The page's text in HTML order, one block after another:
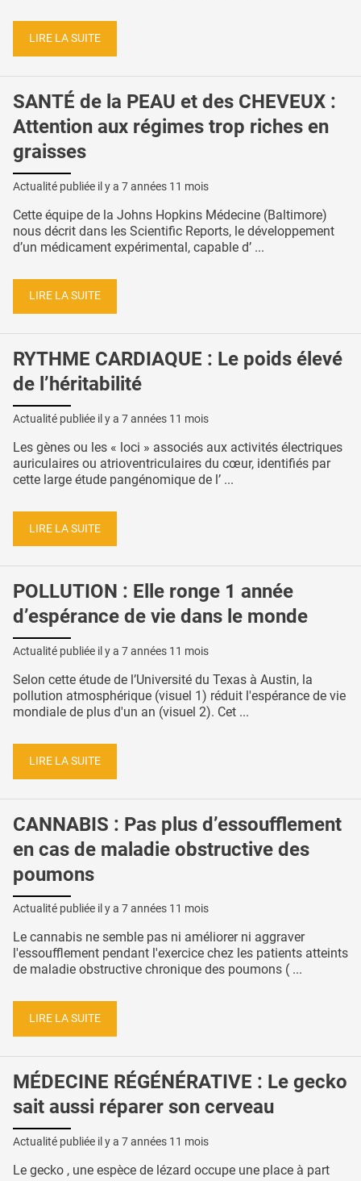
LIRE LA SUITE
SANTÉ de la PEAU et des CHEVEUX :
Attention aux régimes trop riches en
graisses
Actualité publiée il y a 7 années 11 mois
Cette équipe de la Johns Hopkins Médecine (Baltimore)
nous décrit dans les Scientific Reports, le développement
d’un médicament expérimental, capable d’ ...
LIRE LA SUITE
RYTHME CARDIAQUE : Le poids élevé
de l’héritabilité
Actualité publiée il y a 7 années 11 mois
Les gènes ou les « loci » associés aux activités électriques
auriculaires ou atrioventriculaires du cœur, identifiés par
cette large étude pangénomique de l’ ...
LIRE LA SUITE
POLLUTION : Elle ronge 1 année
d’espérance de vie dans le monde
Actualité publiée il y a 7 années 11 mois
Selon cette étude de l’Université du Texas à Austin, la
pollution atmosphérique (visuel 1) réduit l'espérance de vie
mondiale de plus d'un an (visuel 2). Cet ...
LIRE LA SUITE
CANNABIS : Pas plus d’essoufflement
en cas de maladie obstructive des
poumons
Actualité publiée il y a 7 années 11 mois
Le cannabis ne semble pas ni améliorer ni aggraver
l'essoufflement pendant l'exercice chez les patients atteints
de maladie obstructive chronique des poumons ( ...
LIRE LA SUITE
MÉDECINE RÉGÉNÉRATIVE : Le gecko
sait aussi réparer son cerveau
Actualité publiée il y a 7 années 11 mois
Le gecko , une espèce de lézard occupe une place à part